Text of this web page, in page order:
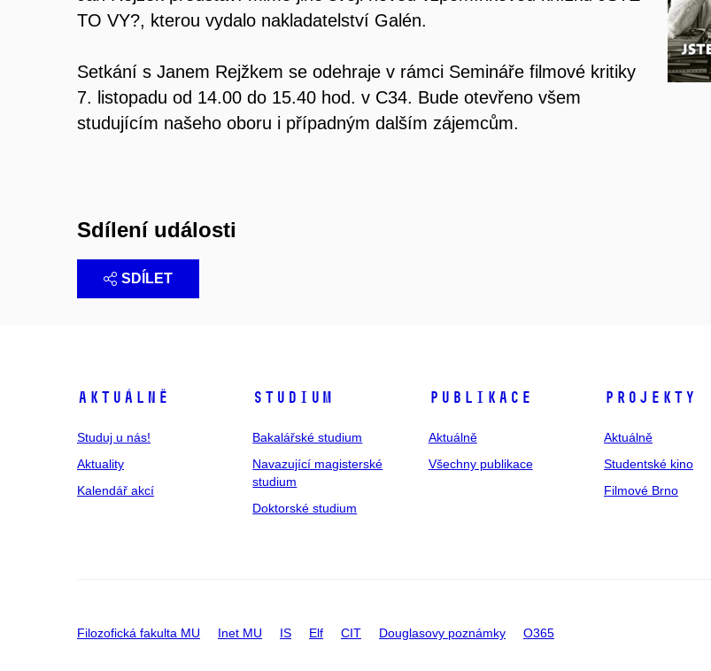
TO VY?, kterou vydalo nakladatelství Galén.
Setkání s Janem Rejžkem se odehraje v rámci Semináře filmové kritiky
7. listopadu od 14.00 do 15.40 hod. v C34. Bude otevřeno všem
studujícím našeho oboru i případným dalším zájemcům.
Sdílení události
SDÍLET
Aktuálně
Studuj u nás!
Aktuality
Kalendář akcí
Studium
Bakalářské studium
Navazující magisterské
studium
Doktorské studium
Publikace
Aktuálně
Všechny publikace
Projekty
Aktuálně
Studentské kino
Filmové Brno
Filozofická fakulta MU Inet MU IS Elf CIT Douglasovy poznámky O365